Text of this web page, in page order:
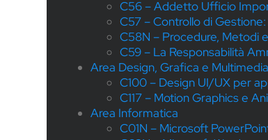
C56 – Addetto Ufficio
C57 – Controllo di
C58N – Procedure, Metodi
C59 – La Responsabilità
Area Design, Grafica e Multimedia
C100 – Design UI/UX per
C117 – Motion Graphics e
Area Informatica
C01N – Microsoft